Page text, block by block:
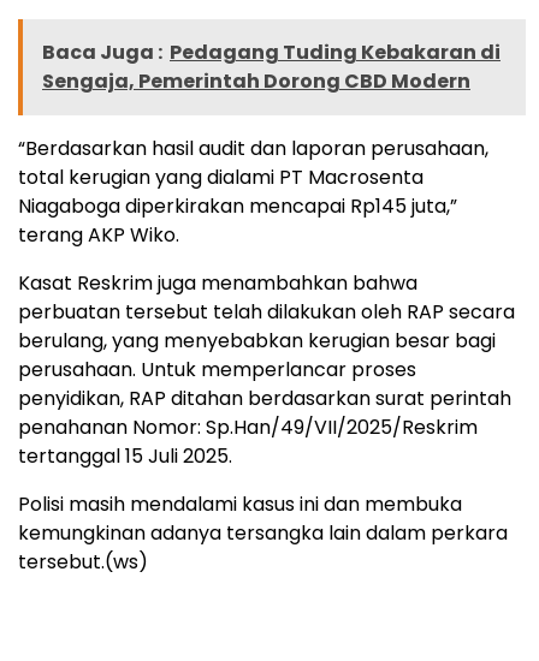
Baca Juga : Pedagang Tuding Kebakaran di
Sengaja, Pemerintah Dorong CBD Modern
“Berdasarkan hasil audit dan laporan perusahaan,
total kerugian yang dialami PT Macrosenta
Niagaboga diperkirakan mencapai Rp145 juta,”
terang AKP Wiko.
Kasat Reskrim juga menambahkan bahwa
perbuatan tersebut telah dilakukan oleh RAP secara
berulang, yang menyebabkan kerugian besar bagi
perusahaan. Untuk memperlancar proses
penyidikan, RAP ditahan berdasarkan surat perintah
penahanan Nomor: Sp.Han/49/VII/2025/Reskrim
tertanggal 15 Juli 2025.
Polisi masih mendalami kasus ini dan membuka
kemungkinan adanya tersangka lain dalam perkara
tersebut.(ws)